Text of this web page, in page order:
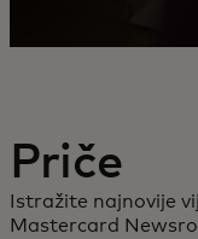
Priče
Istražite najnovije
Mastercard